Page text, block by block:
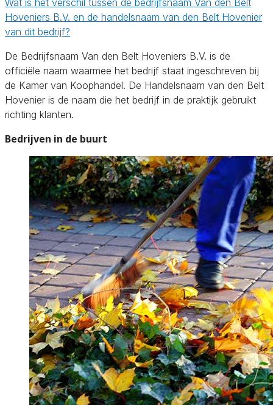
Hoveniers B.V. en de handelsnaam van den Belt Hovenier
van dit bedrijf?
De Bedrijfsnaam Van den Belt Hoveniers B.V. is de
officiële naam waarmee het bedrijf staat ingeschreven bij
de Kamer van Koophandel. De Handelsnaam van den Belt
Hovenier is de naam die het bedrijf in de praktijk gebruikt
richting klanten.
Bedrijven in de buurt